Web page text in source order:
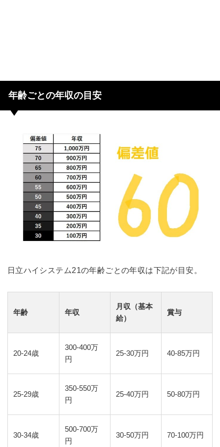
年齢ごとの年収の目安
日立ハイシステム21の年齢ごとの年収は下記が目安。
年齢 年収
月収（基本
給）
賞与
20-24歳
300-400万
円
25-30万円 40-85万円
25-29歳
350-550万
円
25-40万円 50-80万円
30-34歳
500-700万
円
30-50万円 70-100万円